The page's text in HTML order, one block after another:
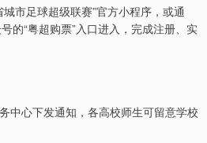
市足球超级联赛”官方小程序，或通
的“粤超购票”入口进入，完成注册、实
中心下发通知，各高校师生可留意学校